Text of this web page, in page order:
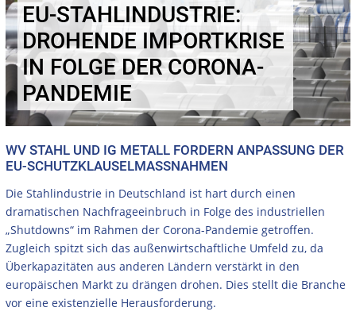
EU-STAHLINDUSTRIE:
DROHENDE IMPORTKRISE
IN FOLGE DER CORONA-
PANDEMIE
WV STAHL UND IG METALL FORDERN ANPASSUNG DER
EU-SCHUTZKLAUSELMASSNAHMEN
Die Stahlindustrie in Deutschland ist hart durch einen
dramatischen Nachfrageeinbruch in Folge des industriellen
„Shutdowns“ im Rahmen der Corona-Pandemie getroffen.
Zugleich spitzt sich das außenwirtschaftliche Umfeld zu, da
Überkapazitäten aus anderen Ländern verstärkt in den
europäischen Markt zu drängen drohen. Dies stellt die Branche
vor eine existenzielle Herausforderung.